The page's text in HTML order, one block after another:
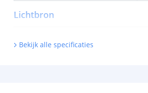
Lichtbron
Bekijk alle specificaties